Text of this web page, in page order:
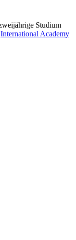
Studium
International Academy